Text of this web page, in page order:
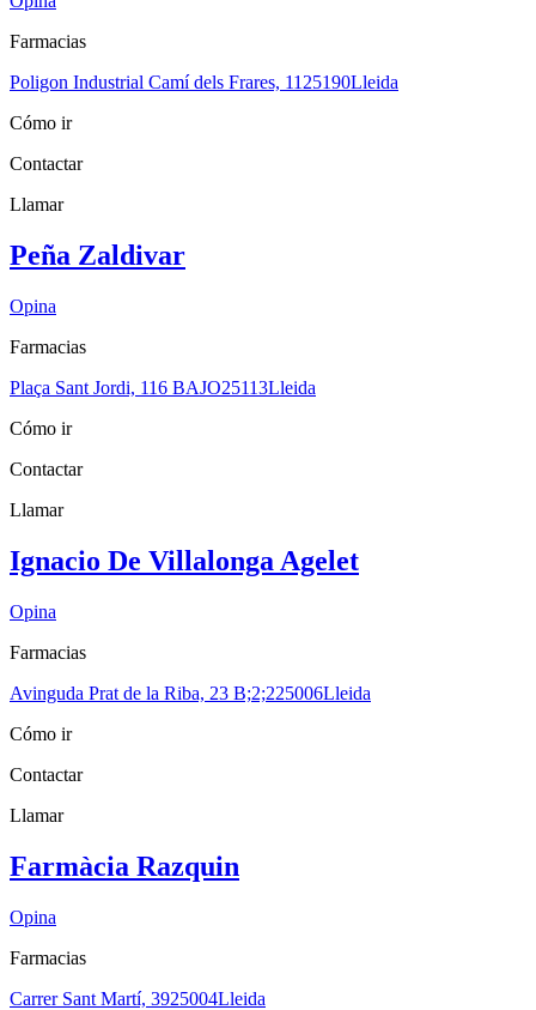
Farmacias
Poligon Industrial Camí dels Frares, 1125190Lleida
Cómo ir
Contactar
Llamar
Peña Zaldivar
Opina
Farmacias
Plaça Sant Jordi, 116 BAJO25113Lleida
Cómo ir
Contactar
Llamar
Ignacio De Villalonga Agelet
Opina
Farmacias
Avinguda Prat de la Riba, 23 B;2;225006Lleida
Cómo ir
Contactar
Llamar
Farmàcia Razquin
Opina
Farmacias
Carrer Sant Martí, 3925004Lleida